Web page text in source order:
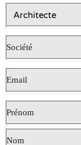
Société
*
E-
mail
*